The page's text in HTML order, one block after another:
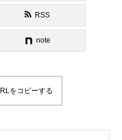
RSS
note
をコピーする